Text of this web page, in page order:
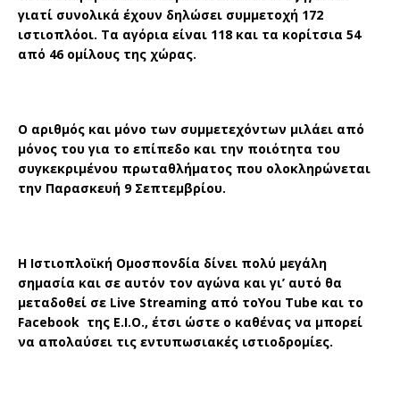
γιατί συνολικά έχουν δηλώσει συμμετοχή 172
ιστιοπλόοι. Τα αγόρια είναι 118 και τα κορίτσια 54
από 46 ομίλους της χώρας.
Ο αριθμός και μόνο των συμμετεχόντων μιλάει από
μόνος του για το επίπεδο και την ποιότητα του
συγκεκριμένου πρωταθλήματος που ολοκληρώνεται
την Παρασκευή 9 Σεπτεμβρίου.
Η Iστιοπλοϊκή Ομοσπονδία δίνει πολύ μεγάλη
σημασία και σε αυτόν τον αγώνα και γι’ αυτό θα
μεταδοθεί σε Live Streaming από τοYou Tube και το
Facebοok της Ε.Ι.Ο., έτσι ώστε ο καθένας να μπορεί
να απολαύσει τις εντυπωσιακές ιστιοδρομίες.